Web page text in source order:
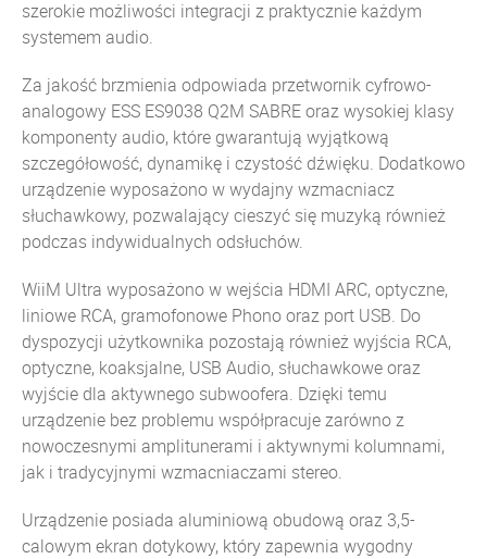
szerokie możliwości integracji z praktycznie każdym
systemem audio.
Za jakość brzmienia odpowiada przetwornik cyfrowo-
analogowy ESS ES9038 Q2M SABRE oraz wysokiej klasy
komponenty audio, które gwarantują wyjątkową
szczegółowość, dynamikę i czystość dźwięku. Dodatkowo
urządzenie wyposażono w wydajny wzmacniacz
słuchawkowy, pozwalający cieszyć się muzyką również
podczas indywidualnych odsłuchów.
WiiM Ultra wyposażono w wejścia HDMI ARC, optyczne,
liniowe RCA, gramofonowe Phono oraz port USB. Do
dyspozycji użytkownika pozostają również wyjścia RCA,
optyczne, koaksjalne, USB Audio, słuchawkowe oraz
wyjście dla aktywnego subwoofera. Dzięki temu
urządzenie bez problemu współpracuje zarówno z
nowoczesnymi amplitunerami i aktywnymi kolumnami,
jak i tradycyjnymi wzmacniaczami stereo.
Urządzenie posiada aluminiową obudową oraz 3,5-
calowym ekran dotykowy, który zapewnia wygodny